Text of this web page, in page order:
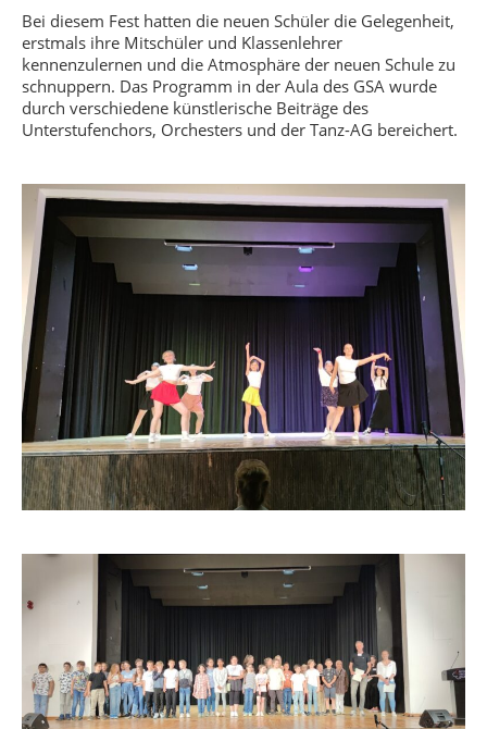
Bei diesem Fest hatten die neuen Schüler die Gelegenheit,
erstmals ihre Mitschüler und Klassenlehrer
kennenzulernen und die Atmosphäre der neuen Schule zu
schnuppern. Das Programm in der Aula des GSA wurde
durch verschiedene künstlerische Beiträge des
Unterstufenchors, Orchesters und der Tanz-AG bereichert.